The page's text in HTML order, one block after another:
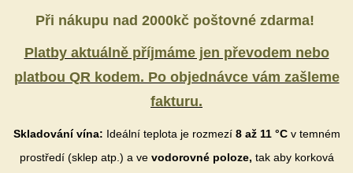
Při nákupu nad 2000kč poštovné zdarma!
Platby aktuálně příjmáme jen převodem nebo
platbou QR kodem. Po objednávce vám zašleme
fakturu.
Skladování vína: Ideální teplota je rozmezí 8 až 11 °C v temném
prostředí (sklep atp.) a vevodorovné poloze, tak aby korková